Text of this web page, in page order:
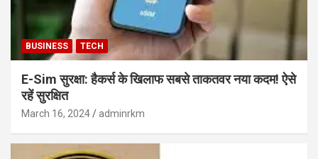
BUSINESS TECH
E-Sim सुरक्षा: हैकर्स के खिलाफ सबसे ताकतवर नया कदम! ऐसे
रहें सुरक्षित
March 16, 2024 adminrkm